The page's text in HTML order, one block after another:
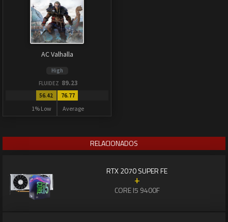
AC Valhalla
High
FLUIDEZ 89.23
56.42
1% Low
76.77
Average
RELACIONADOS
RTX 2070 SUPER FE
+
CORE I5 9400F